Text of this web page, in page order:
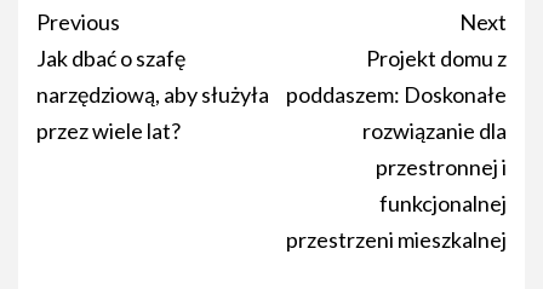
Post
navigation
Previous
Jak dbać o szafę
narzędziową, aby służyła
przez wiele lat?
Next
Projekt domu z
poddaszem: Doskonałe
rozwiązanie dla
przestronnej i
funkcjonalnej
przestrzeni mieszkalnej